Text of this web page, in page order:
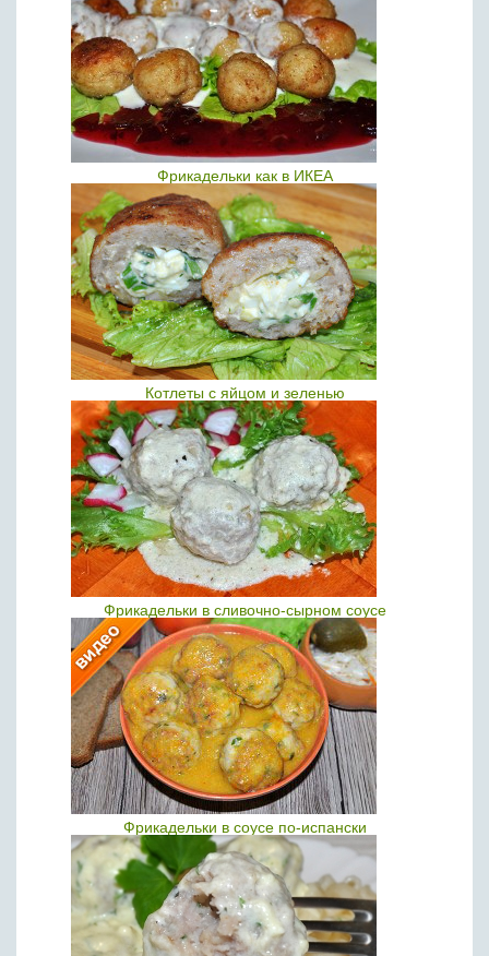
Фрикадельки как в ИКЕА
Котлеты с яйцом и зеленью
Фрикадельки в сливочно-сырном соусе
Фрикадельки в соусе по-испански